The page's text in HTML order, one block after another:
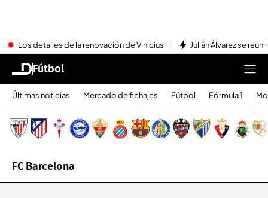
Los detalles de la renovación de Vinicius Julián Álvarez se
Fútbol
Últimas noticias Mercado de fichajes Fútbol Fórmula 1
FC Barcelona